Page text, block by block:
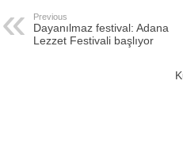
Previous
Dayanılmaz festival: Adana
Lezzet Festivali başlıyor